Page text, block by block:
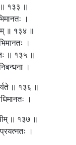
॥ १३३ ॥
।
॥ १३४ ॥
।
॥ १३५ ॥
।
॥ १३६ ॥
।
॥ १३७ ॥
।